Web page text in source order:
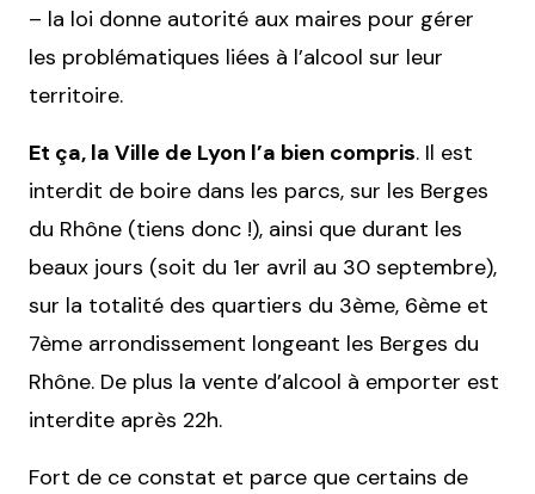
– la loi donne autorité aux maires pour gérer
les problématiques liées à l’alcool sur leur
territoire.
Et ça, la Ville de Lyon l’a bien compris. Il est
interdit de boire dans les parcs, sur les Berges
du Rhône (tiens donc !), ainsi que durant les
beaux jours (soit du 1er avril au 30 septembre),
sur la totalité des quartiers du 3ème, 6ème et
7ème arrondissement longeant les Berges du
Rhône. De plus la vente d’alcool à emporter est
interdite après 22h.
Fort de ce constat et parce que certains de